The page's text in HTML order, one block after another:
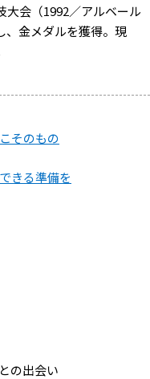
大会（1992／アルベール
、金メダルを獲得。現
そのもの
きる準備を
の出会い